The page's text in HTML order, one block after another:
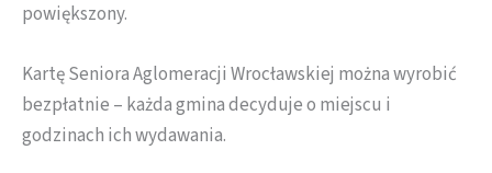
powiększony.
Kartę Seniora Aglomeracji Wrocławskiej można wyrobić
bezpłatnie – każda gmina decyduje o miejscu i
godzinach ich wydawania.